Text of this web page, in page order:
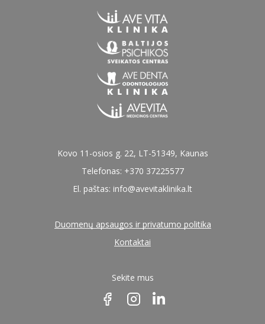
Kovo 11-osios g. 22, LT-51349, Kaunas
Telefonas: +370 37225577
El. paštas: info@avevitaklinika.lt
Duomenų apsaugos ir privatumo politika
Kontaktai
Sekite mus